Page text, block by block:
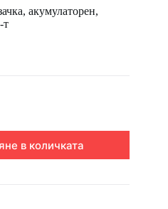
акумулаторен,
т
в количката